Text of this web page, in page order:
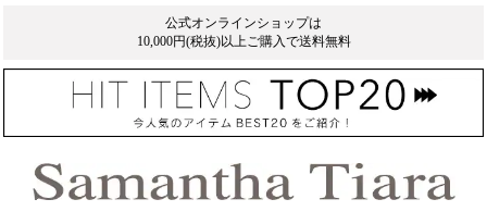
公式オンラインショップは
10,000円(税抜)以上ご購入で送料無料